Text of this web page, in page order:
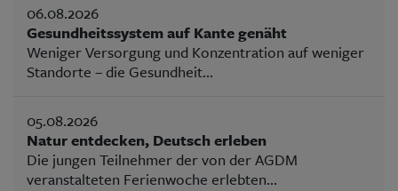
06.08.2026
Gesundheitssystem auf Kante genäht
Weniger Versorgung und Konzentration auf weniger
Standorte – die Gesundheit...
05.08.2026
Natur entdecken, Deutsch erleben
Die jungen Teilnehmer der von der AGDM
veranstalteten Ferienwoche erlebten...